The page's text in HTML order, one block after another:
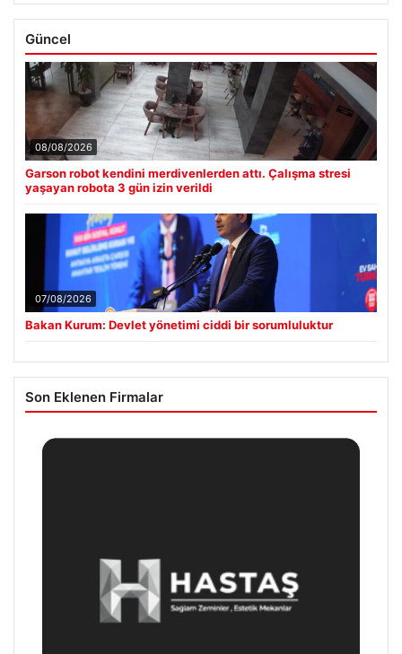
Güncel
08/08/2026
Garson robot kendini merdivenlerden attı. Çalışma stresi
yaşayan robota 3 gün izin verildi
07/08/2026
Bakan Kurum: Devlet yönetimi ciddi bir sorumluluktur
Son Eklenen Firmalar